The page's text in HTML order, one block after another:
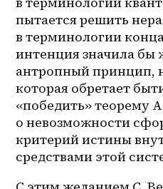
пытается решить
в терминологии
интенция значила
антропный принцип,
которая обретает
«победить» теорему
о невозможности
критерий истины
средствами этой